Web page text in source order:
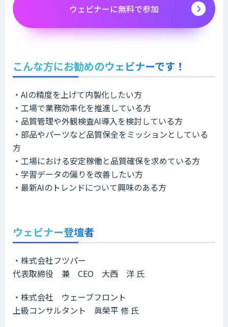
ウェビナーに無料で参加
こんな方にお勧めのウェビナーです！
・AIの精度を上げて内製化したい方
・工場で業務効率化を推進している方
・品質管理や外観検査AI導入を検討している方
・部品やパーツなど品質保全をミッションとしている
方
・工場における安定稼働と品質確保を求めている方
・学習データの偏りを改善したい方
・最新AIのトレンドについて興味のある方
ウェビナー登壇者
・株式会社フツパー
代表取締役 兼 CEO 大西 洋 氏
・株式会社 ウェーブフロント
上級コンサルタント 眞榮平 修 氏